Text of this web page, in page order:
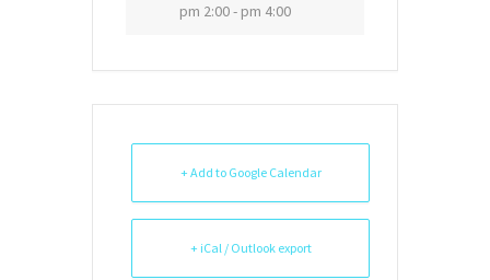
pm 2:00 - pm 4:00
+ Add to Google Calendar
+ iCal / Outlook export